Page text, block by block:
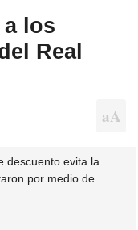
los
Real
descuento evita la
por medio de